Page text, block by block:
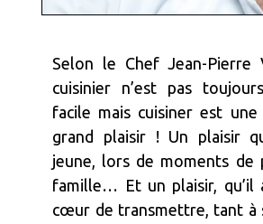
Selon le Chef Jean-Pierre
cuisinier n’est pas
facile mais cuisiner est
grand plaisir ! Un plaisir
jeune, lors de moments de
famille… Et un plaisir, qu’il
cœur de transmettre, tant à